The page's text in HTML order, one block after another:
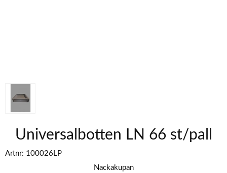
Universalbotten LN 66 st/pall
Artnr: 100026LP
Nackakupan